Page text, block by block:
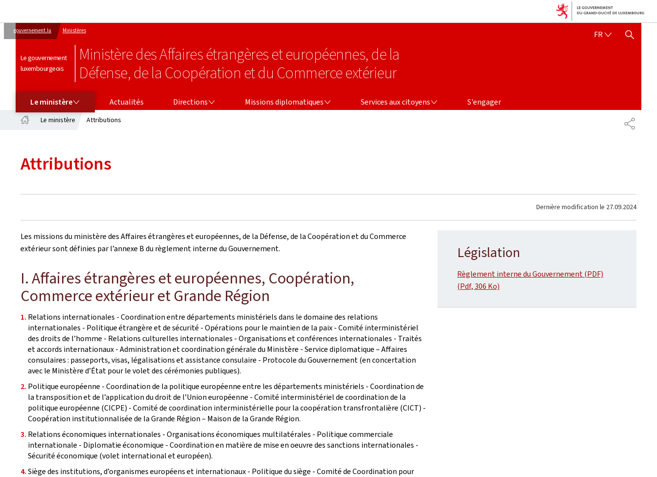
gouvernement.lu Ministères
Le gouvernement
luxembourgeois
Ministère des Affaires étrangères et européennes, de la
Défense, de la Coopération et du Commerce extérieur
FRFRANÇAIS
AFFICHER / MASQUER
Le ministère Actualités Directions Missions diplomatiques Services aux citoyens
S'engager
Le ministère Attributions
Attributions
Dernière modification le 27.09.2024
Les missions du ministère des Affaires étrangères et européennes, de la Défense, de la Coopération et du Commerce
extérieur sont définies par l’annexe B du règlement interne du Gouvernement.
I. Affaires étrangères et européennes, Coopération,
Commerce extérieur et Grande Région
Relations internationales - Coordination entre départements ministériels dans le domaine des relations
internationales - Politique étrangère et de sécurité - Opérations pour le maintien de la paix - Comité interministériel
des droits de l’homme - Relations culturelles internationales - Organisations et conférences internationales - Traités
et accords internationaux - Administration et coordination générale du Ministère - Service diplomatique – Affaires
consulaires : passeports, visas, légalisations et assistance consulaire - Protocole du Gouvernement (en concertation
avec le Ministère d’État pour le volet des cérémonies publiques).
Politique européenne - Coordination de la politique européenne entre les départements ministériels - Coordination de
la transposition et de l’application du droit de l’Union européenne - Comité interministériel de coordination de la
politique européenne (CICPE) - Comité de coordination interministérielle pour la coopération transfrontalière (CICT) -
Coopération institutionnalisée de la Grande Région – Maison de la Grande Région.
Relations économiques internationales - Organisations économiques multilatérales - Politique commerciale
internationale - Diplomatie économique - Coordination en matière de mise en oeuvre des sanctions internationales -
Sécurité économique (volet international et européen).
Siège des institutions, d’organismes européens et internationaux - Politique du siège - Comité de Coordination pour
Législation
Règlement interne du Gouvernement (PDF)
(Pdf, 306 Ko)